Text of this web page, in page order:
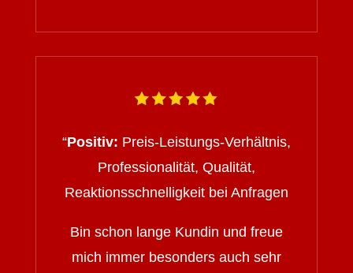
“Positiv: Preis-Leistungs-Verhältnis,
Professionalität, Qualität,
Reaktionsschnelligkeit bei Anfragen
Bin schon lange Kundin und freue
mich immer besonders auch sehr